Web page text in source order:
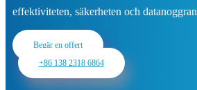
effektiviteten, säkerheten och
Begär en offert
+86 138 2318 6864